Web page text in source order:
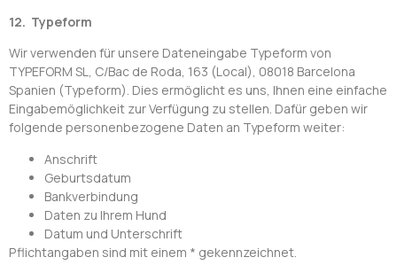
12. Typeform
Wir verwenden für unsere Dateneingabe Typeform von
TYPEFORM SL, C/Bac de Roda, 163 (Local), 08018 Barcelona
Spanien (Typeform). Dies ermöglicht es uns, Ihnen eine einfache
Eingabemöglichkeit zur Verfügung zu stellen. Dafür geben wir
folgende personenbezogene Daten an Typeform weiter:
Anschrift
Geburtsdatum
Bankverbindung
Daten zu Ihrem Hund
Datum und Unterschrift
Pflichtangaben sind mit einem * gekennzeichnet.